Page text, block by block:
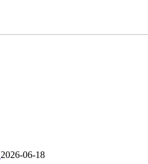
2026-06-18